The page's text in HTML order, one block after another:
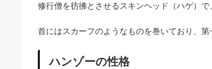
修行僧を彷彿とさせるスキンヘッド（ハゲ）で
首にはスカーフのようなものを巻いており、
ハンゾーの性格